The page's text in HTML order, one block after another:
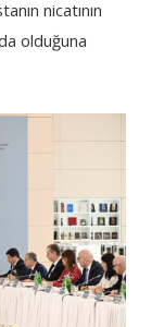
nicatının
olduğuna